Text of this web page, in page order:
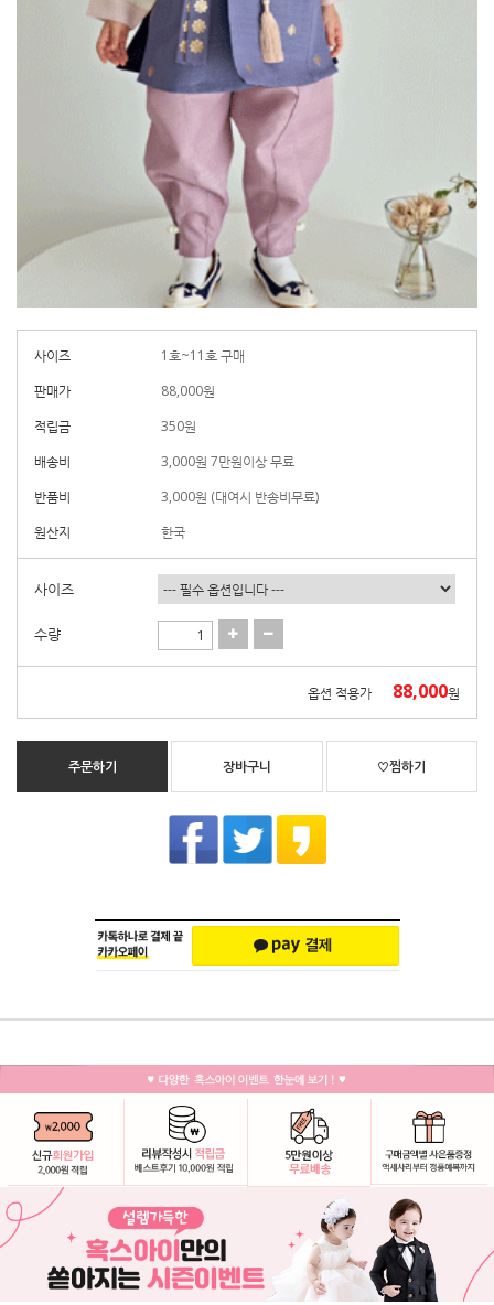
사이즈
1호~11호 구매
판매가
88,000원
적립금
350원
배송비
3,000원 7만원이상 무료
반품비
3,000원 (대여시 반송비무료)
원산지
한국
사이즈
수량
옵션 적용가 88,000원
주문하기 장바구니 ♡찜하기